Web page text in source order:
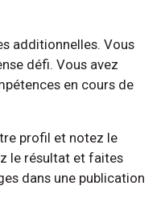
additionnelles. Vous
défi. Vous avez
en cours de
profil et notez le
le résultat et faites
dans une publication